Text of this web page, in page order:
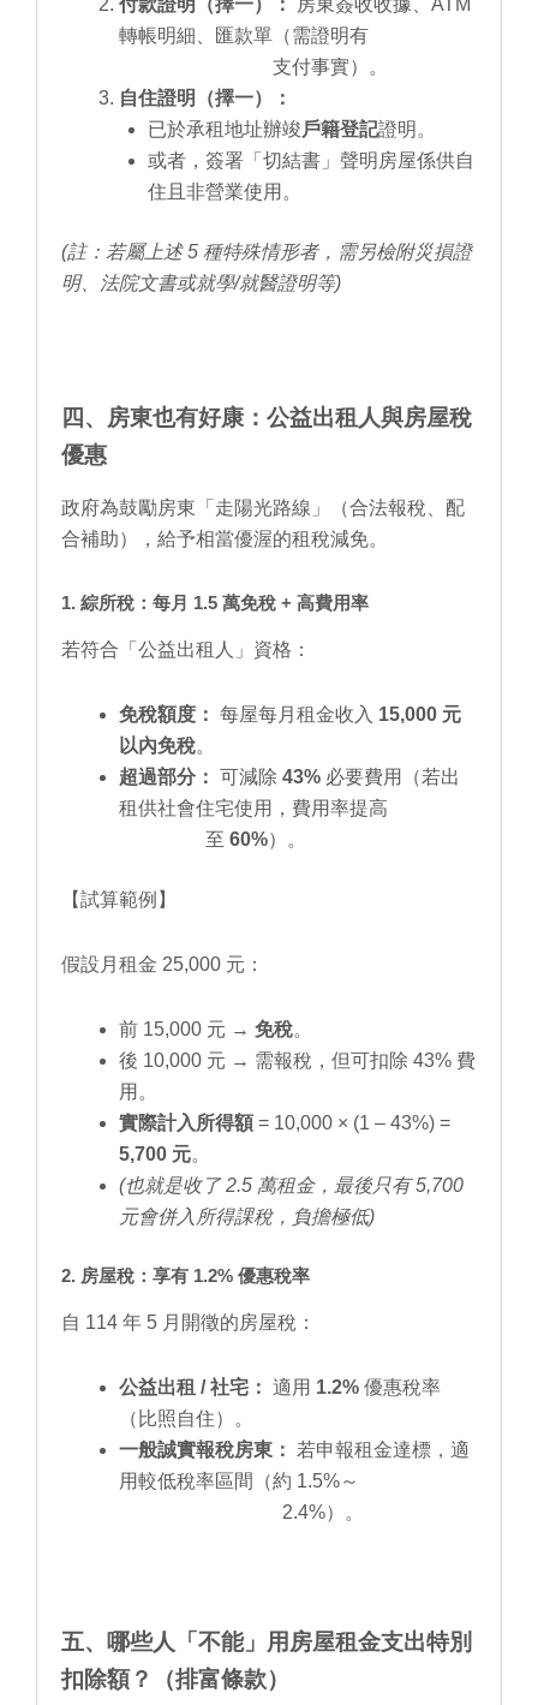
付款證明（擇一）：
房東簽收收據、ATM
轉帳明細、匯款單（需證明有
支付事實）。
自住證明（擇一）：
已於承租地址辦竣戶籍登記證明。
或者，簽署「切結書」聲明房屋係供自
住且非營業使用。
(註：若屬上述 5 種特殊情形者，需另檢附災損證
明、法院文書或就學/就醫證明等)
四、房東也有好康：公益出租人與房屋稅
優惠
政府為鼓勵房東「走陽光路線」（合法報稅、配
合補助），給予相當優渥的租稅減免。
1. 綜所稅：每月 1.5 萬免稅 + 高費用率
若符合「公益出租人」資格：
免稅額度： 每屋每月租金收入 15,000 元
以內免稅。
超過部分： 可減除 43% 必要費用（若出
租供社會住宅使用，費用率提高
至 60%）。
【試算範例】
假設月租金 25,000 元：
前 15,000 元 → 免稅。
後 10,000 元 → 需報稅，但可扣除 43% 費
用。
實際計入所得額= 10,000 × (1 – 43%) =
5,700 元。
(也就是收了 2.5 萬租金，最後只有 5,700
元會併入所得課稅，負擔極低)
2. 房屋稅：享有 1.2% 優惠稅率
自 114 年 5 月開徵的房屋稅：
公益出租 / 社宅： 適用 1.2% 優惠稅率
（比照自住）。
一般誠實報稅房東：
若申報租金達標，適
用較低稅率區間（約 1.5%～
2.4%）。
五、哪些人「不能」用房屋租金支出特別
扣除額？（排富條款）